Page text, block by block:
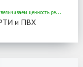
ценность ресурсов
РТИ и ПВХ